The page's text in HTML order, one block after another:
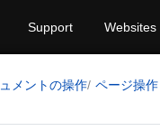
Support Websites
メントの操作 ページ操作